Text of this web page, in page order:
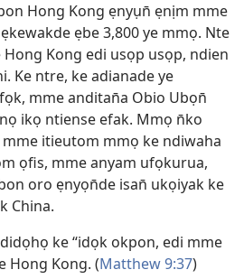
Hong Kong ẹnyụn̄ ẹnịm mme
ẹbe 3,800 ye mmọ. Nte
Kong edi usọp usọp, ndien
Ke ntre, ke adianade ye
mme anditan̄a Obio Ubọn̄
ikọ ntiense efak. Mmọ n̄ko
itieutom mmọ ke ndiwaha
ọfis, mme anyam ufọkurua,
oro ẹnyọn̄de isan̄ ukọiyak ke
China.
ke “idọk okpon, edi mme
Hong Kong. (Matthew 9:37)